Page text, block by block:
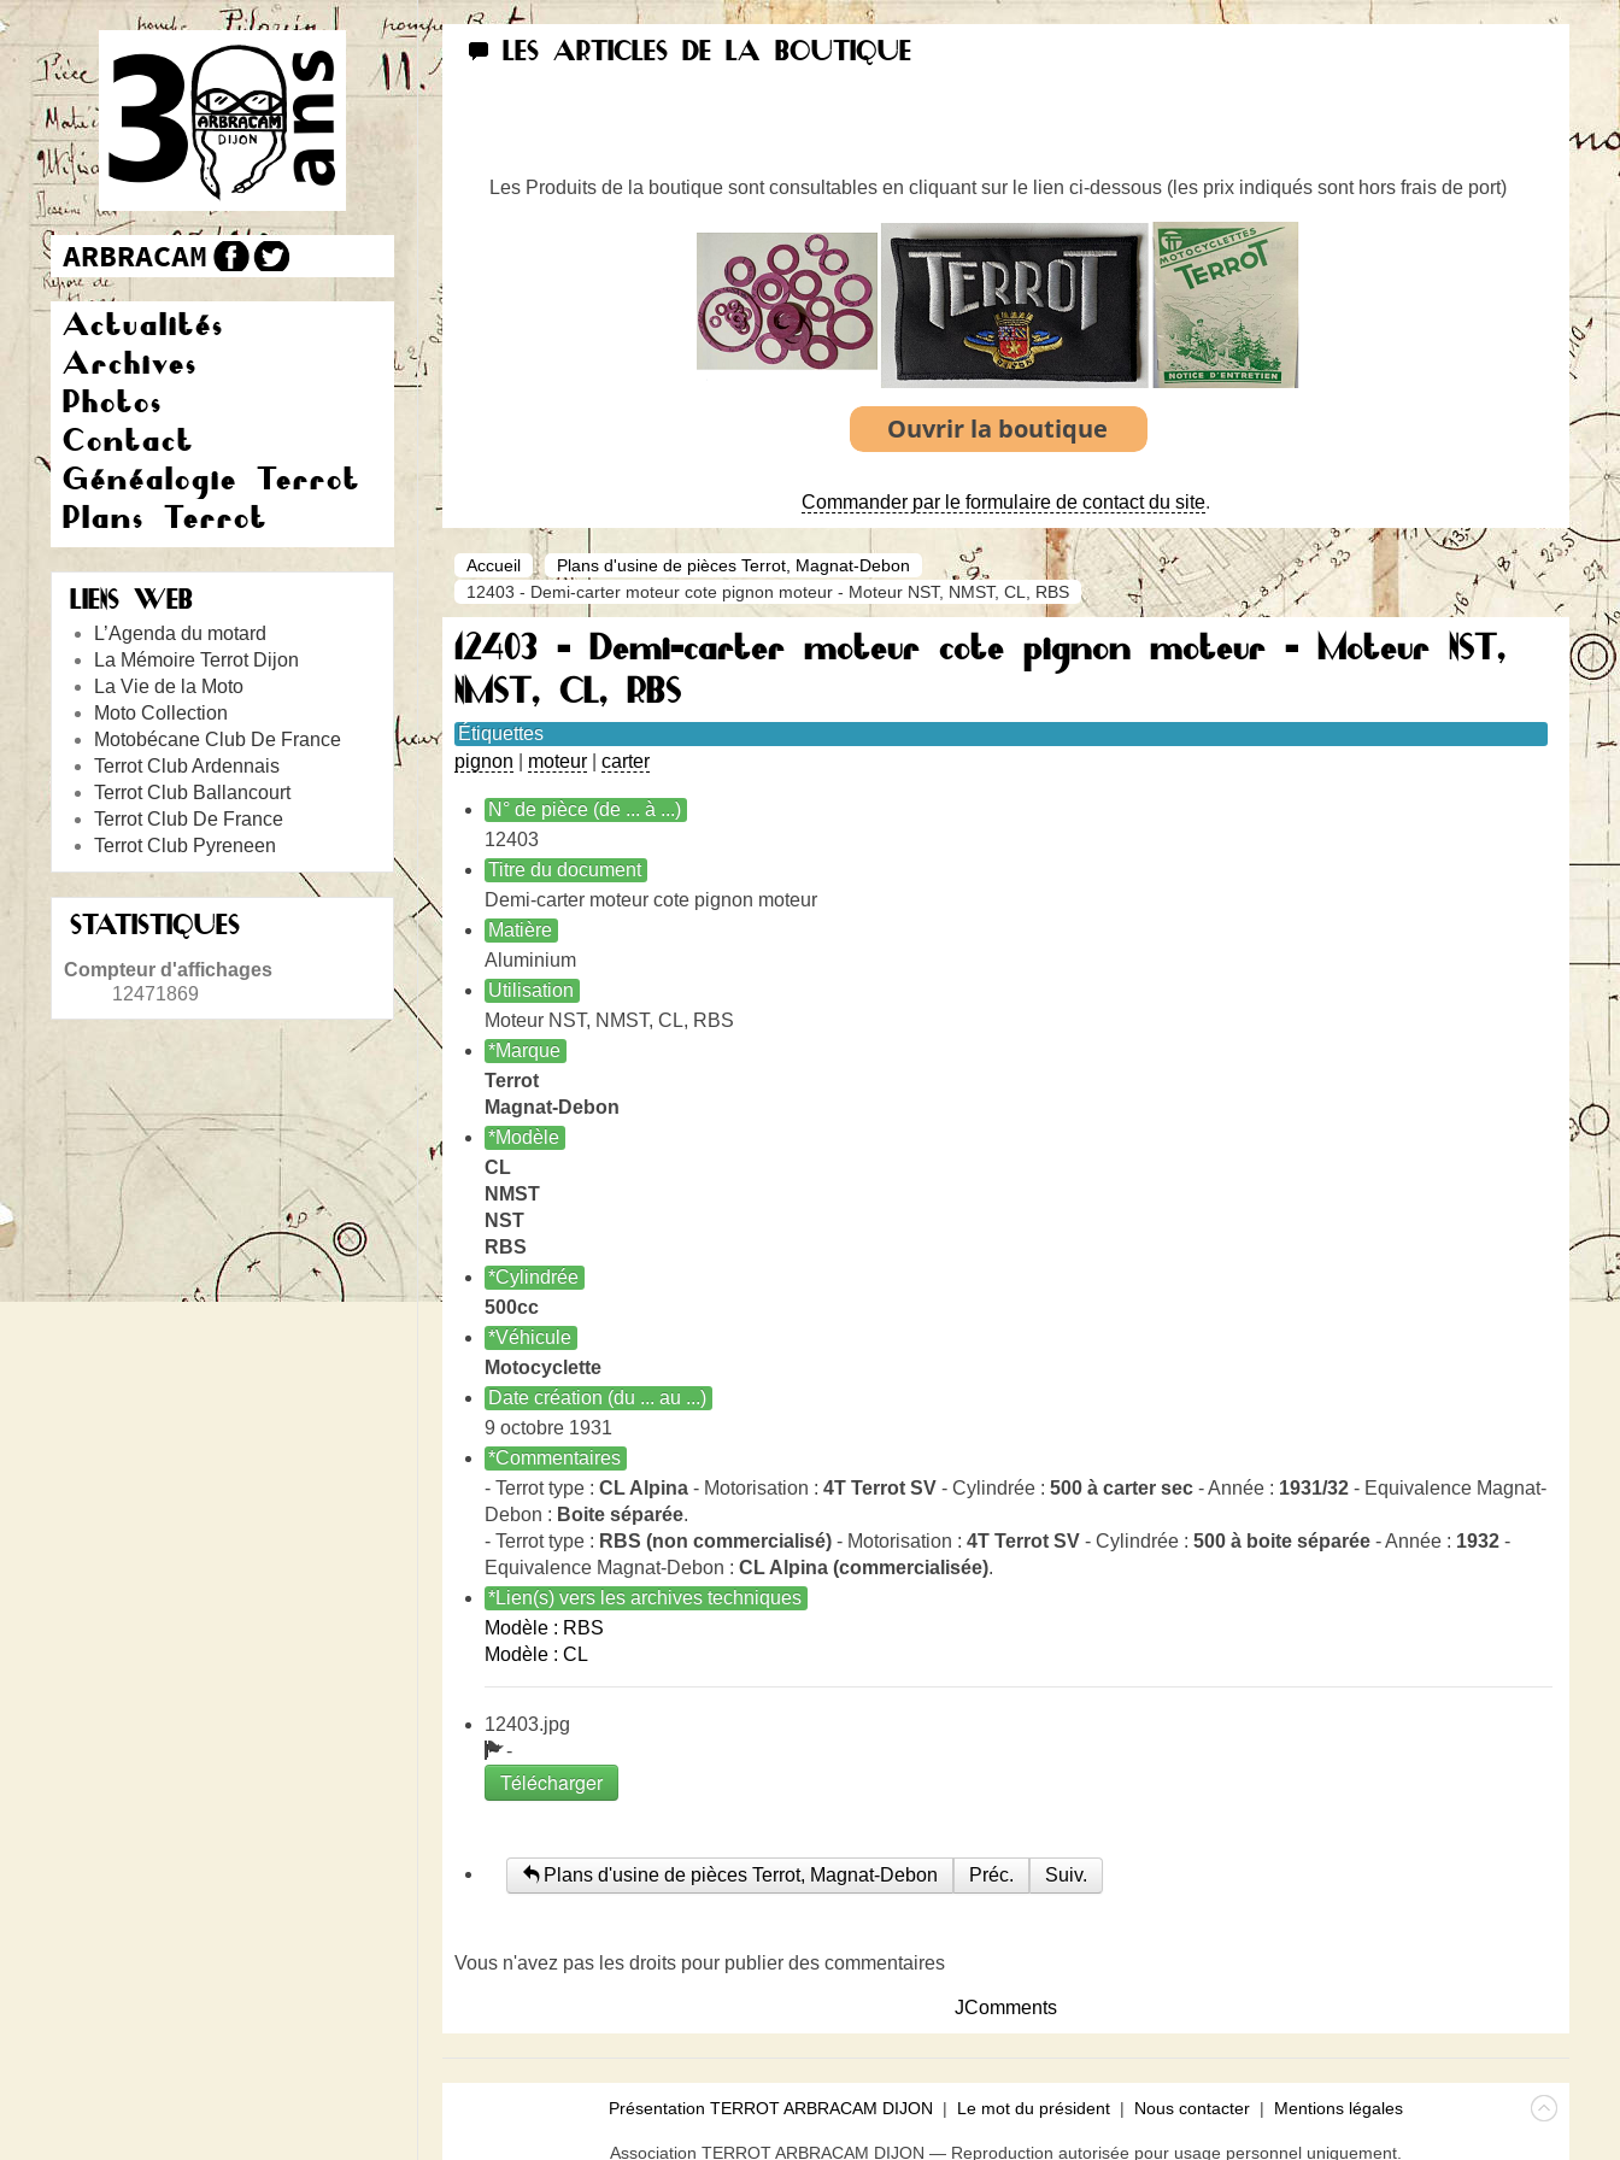
Actualités
Archives
Photos
Contact
Généalogie Terrot
Plans Terrot
LIENS WEB
L’Agenda du motard
La Mémoire Terrot Dijon
La Vie de la Moto
Moto Collection
Motobécane Club De France
Terrot Club Ardennais
Terrot Club Ballancourt
Terrot Club De France
Terrot Club Pyreneen
STATISTIQUES
Compteur d'affichages
12471869
LES ARTICLES DE LA BOUTIQUE
Les Produits de la boutique sont consultables en cliquant sur le lien ci-dessous ( les prix indiqués sont hors frais de port)
Commander par le formulaire de contact du site.
Accueil
Plans d'usine de pièces Terrot, Magnat-Debon
12403 - Demi-carter moteur cote pignon moteur - Moteur NST, NMST, CL, RBS
12403 - Demi-carter moteur cote pignon moteur - Moteur NST,
NMST, CL, RBS
Étiquettes
pignon
moteur carter
N° de pièce (de ... à ...)
12403
Titre du document
Demi-carter moteur cote pignon moteur
Matière
Aluminium
Utilisation
Moteur NST, NMST, CL, RBS
*Marque
Terrot
Magnat-Debon
*Modèle
CL
NMST
NST
RBS
*Cylindrée
500cc
*Véhicule
Motocyclette
Date création (du ... au ...)
9 octobre 1931
*Commentaires
- Terrot type : CL Alpina - Motorisation : 4T Terrot SV - Cylindrée : 500 à carter sec - Année : 1931/32 - Equivalence Magnat-
Debon : Boite séparée.
- Terrot type : RBS (non commercialisé) - Motorisation : 4T Terrot SV - Cylindrée : 500 à boite séparée - Année : 1932 -
Equivalence Magnat-Debon : CL Alpina (commercialisée).
*Lien(s) vers les archives techniques
Modèle : RBS
Modèle : CL
12403.jpg
-
Télécharger
Plans d'usine de pièces Terrot, Magnat-Debon Préc. Suiv.
Vous n'avez pas les droits pour publier des commentaires
JComments
Présentation TERROT ARBRACAM DIJON | Le mot du président | Nous contacter | Mentions légales
Association TERROT ARBRACAM DIJON — Reproduction autorisée pour usage personnel uniquement.